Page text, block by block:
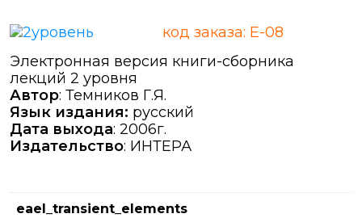
код заказа: Е-08
Электронная версия книги-сборника
лекций 2 уровня
Автор: Темников Г.Я.
Язык издания: русский
Дата выхода: 2006г.
Издательство: ИНТЕРА
eael_transient_elements